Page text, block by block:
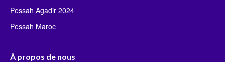
Pessah Agadir 2024
Pessah Maroc
À propos de nous